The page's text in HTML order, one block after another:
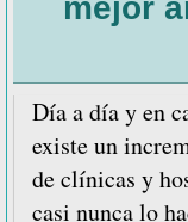
mejor
Día a día y en
existe un
de clínicas y
casi nunca lo